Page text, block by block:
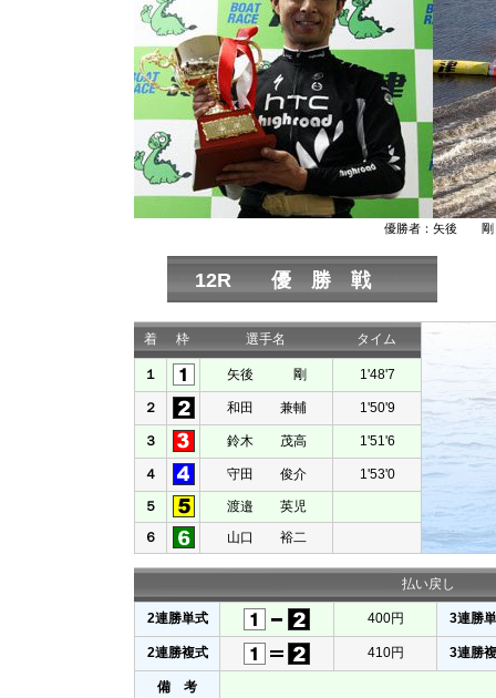
優勝者：矢後 剛
12R 優 勝 戦
着 枠 選手名 タイム
１ 矢後 剛 1'48'7
２ 和田 兼輔 1'50'9
３ 鈴木 茂高 1'51'6
４ 守田 俊介 1'53'0
５
渡邉 英児
６
山口 裕二
払い戻し
2連勝単式 400円 3連勝
2連勝複式 410円 3連勝
備 考